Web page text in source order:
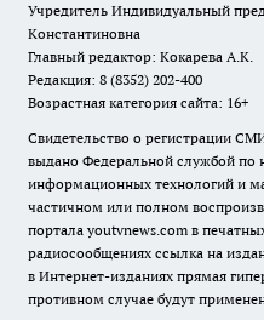
Учредитель Индивидуальный
Константиновна
Главный редактор: Кокарева А.К.
Редакция: 8 (8352) 202-400
Возрастная категория сайта: 16+
Свидетельство о регистрации
выдано Федеральной службой по
информационных технологий и
частичном или полном
портала youtvnews.com в
радиосообщениях ссылка на
в Интернет-изданиях прямая
противном случае будут